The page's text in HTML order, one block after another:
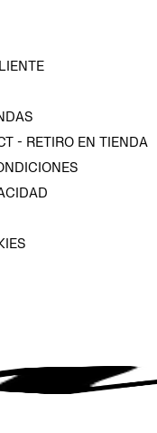
- RETIRO EN TIENDA